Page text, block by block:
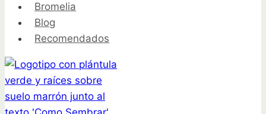
Bromelia
Blog
Recomendados